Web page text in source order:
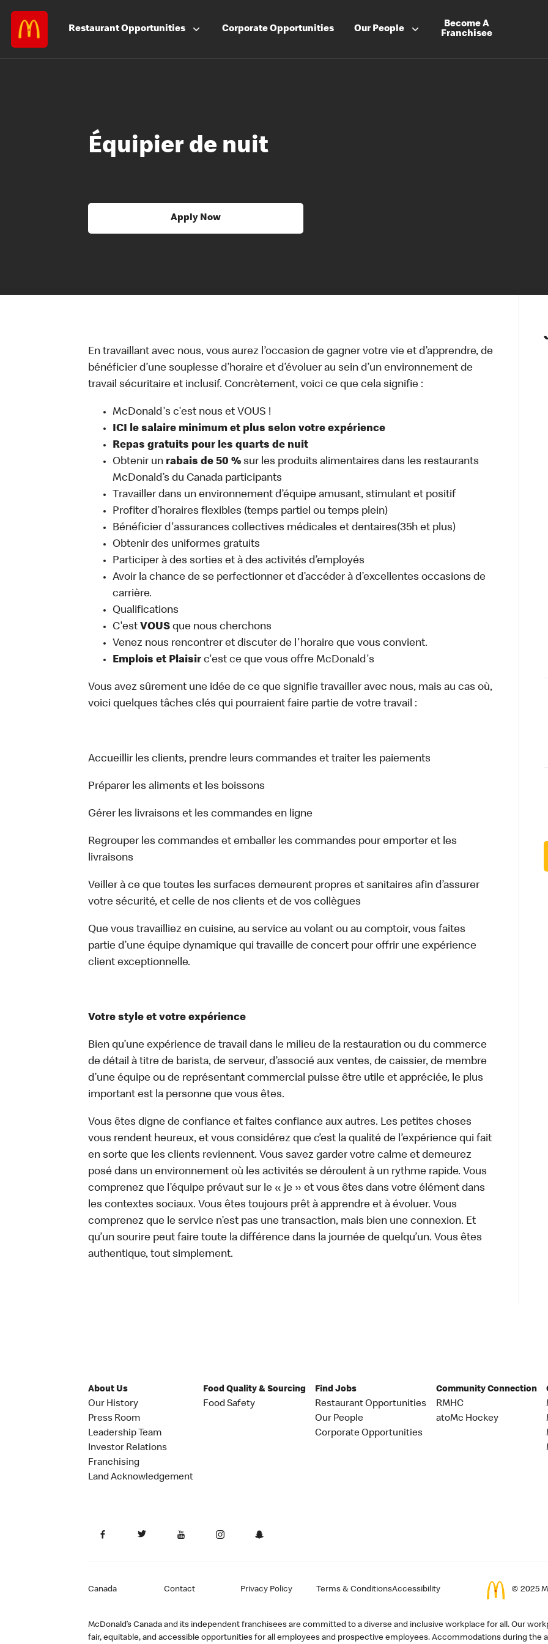
RestaurantOpportunities CorporateOpportunities Our People
Become A
Franchisee
Équipier de nuit
Apply Now
En travaillant avec nous, vous aurez l’occasion de gagner votre vie et d’apprendre, de
bénéficier d’une souplesse d’horaire et d’évoluer au sein d’un environnement de
travail sécuritaire et inclusif. Concrètement, voici ce que cela signifie :
McDonald's c'est nous et VOUS !
ICI le salaire minimum et plus selon votre expérience
Repas gratuits pour les quarts de nuit
Obtenir un rabais de 50 % sur les produits alimentaires dans les restaurants
McDonald’s du Canada participants
Travailler dans un environnement d’équipe amusant, stimulant et positif
Profiter d’horaires flexibles (temps partiel ou temps plein)
Bénéficier d'assurances collectives médicales et dentaires(35h et plus)
Obtenir des uniformes gratuits
Participer à des sorties et à des activités d’employés
Avoir la chance de se perfectionner et d’accéder à d’excellentes occasions de
carrière.
Qualifications
C'est VOUS que nous cherchons
Venez nous rencontrer et discuter de l'horaire que vous convient.
Emplois et Plaisir c'est ce que vous offre McDonald's
Vous avez sûrement une idée de ce que signifie travailler avec nous, mais au cas où,
voici quelques tâches clés qui pourraient faire partie de votre travail :
Accueillir les clients, prendre leurs commandes et traiter les paiements
Préparer les aliments et les boissons
Gérer les livraisons et les commandes en ligne
Regrouper les commandes et emballer les commandes pour emporter et les
livraisons
Veiller à ce que toutes les surfaces demeurent propres et sanitaires afin d’assurer
votre sécurité, et celle de nos clients et de vos collègues
Que vous travailliez en cuisine, au service au volant ou au comptoir, vous faites
partie d’une équipe dynamique qui travaille de concert pour offrir une expérience
client exceptionnelle.
Votre style et votre expérience
Bien qu’une expérience de travail dans le milieu de la restauration ou du commerce
de détail à titre de barista, de serveur, d’associé aux ventes, de caissier, de membre
d’une équipe ou de représentant commercial puisse être utile et appréciée, le plus
important est la personne que vous êtes.
Vous êtes digne de confiance et faites confiance aux autres. Les petites choses
vous rendent heureux, et vous considérez que c’est la qualité de l’expérience qui fait
en sorte que les clients reviennent. Vous savez garder votre calme et demeurez
posé dans un environnement où les activités se déroulent à un rythme rapide. Vous
comprenez que l’équipe prévaut sur le « je » et vous êtes dans votre élément dans
les contextes sociaux. Vous êtes toujours prêt à apprendre et à évoluer. Vous
comprenez que le service n’est pas une transaction, mais bien une connexion. Et
qu’un sourire peut faire toute la différence dans la journée de quelqu’un. Vous êtes
authentique, tout simplement.
About Us
Our History
Press Room
Leadership Team
Investor Relations
Franchising
Land Acknowledgement
Food Quality & Sourcing
Food Safety
Find Jobs
Restaurant Opportunities
Our People
Corporate Opportunities
Community Connection
RMHC
atoMc Hockey
Canada Contact Privacy Policy Terms & ConditionsAccessibility © 2025
McDonald’s Canada and its independent franchisees are committed to a diverse and inclusive workplace for all. Our
fair, equitable, and accessible opportunities for all employees and prospective employees. Accommodations during the